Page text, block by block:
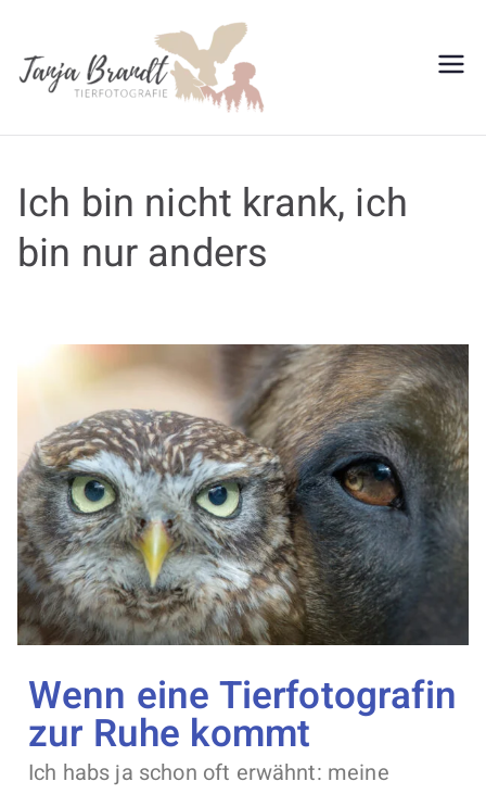
Ich bin nicht krank, ich
bin nur anders
Wenn eine Tierfotografin
zur Ruhe kommt
Ich habs ja schon oft erwähnt: meine